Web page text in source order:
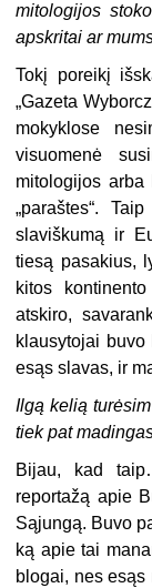
mitologijos
apskritai ar
Tokį poreikį
„Gazeta
mokyklose
visuomenė
mitologijos
„paraštes“.
slaviškumą ir
tiesą pasakius,
kitos
atskiro,
klausytojai
esąs slavas, ir
Ilgą kelią
tiek pat
Bijau, kad
reportažą apie
Sąjungą. Buvo
ką apie tai
blogai, nes esąs